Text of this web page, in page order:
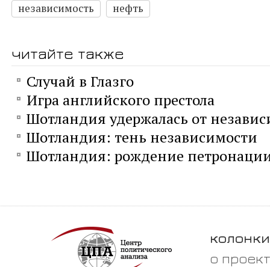
независимость
нефть
читайте также
Случай в Глазго
Игра английского престола
Шотландия удержалась от
Шотландия: тень независимости
Шотландия: рождение
колонки
о